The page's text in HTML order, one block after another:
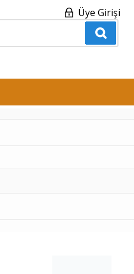
Üye Girişi